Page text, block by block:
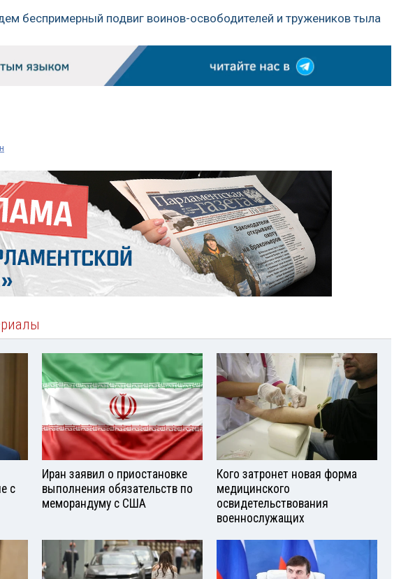
беспримерный подвиг воинов-освободителей и тружеников тыла
с
Иран заявил о приостановке
выполнения обязательств по
меморандуму с США
Кого затронет новая форма
медицинского
освидетельствования
военнослужащих